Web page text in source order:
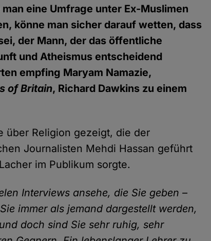
eine Umfrage unter Ex-Muslimen
könne man sicher darauf wetten, dass
der Mann, der das öffentliche
und Atheismus entscheidend
empfing Maryam Namazie,
of Britain, Richard Dawkins zu einem
über Religion gezeigt, die der
Journalisten Mehdi Hassan geführt
im Publikum sorgte.
Interviews ansehe, die Sie geben –
immer als jemand dargestellt werden,
doch sind Sie sehr ruhig, sehr